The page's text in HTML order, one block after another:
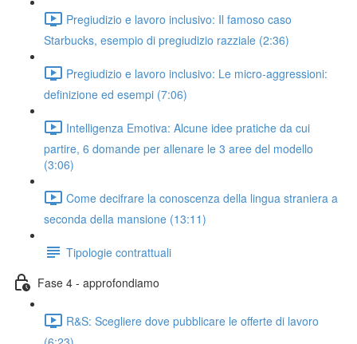
Pregiudizio e lavoro inclusivo: Il famoso caso
Starbucks, esempio di pregiudizio razziale (2:36)
Pregiudizio e lavoro inclusivo: Le micro-aggressioni:
definizione ed esempi (7:06)
Intelligenza Emotiva: Alcune idee pratiche da cui
partire, 6 domande per allenare le 3 aree del modello
(3:06)
Come decifrare la conoscenza della lingua straniera a
seconda della mansione (13:11)
Tipologie contrattuali
Fase 4 - approfondiamo
R&S: Scegliere dove pubblicare le offerte di lavoro